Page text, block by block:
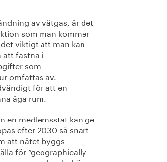
av vätgas, är det
som man kommer
viktigt att man kan
att fastna i
som
omfattas av.
för att en
äga rum.
en medlemsstat kan ge
efter 2030 så snart
att nätet byggs
för ”geographically